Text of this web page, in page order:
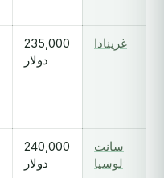
غرينادا
235,000
دولار
سانت
لوسيا
240,000
دولار